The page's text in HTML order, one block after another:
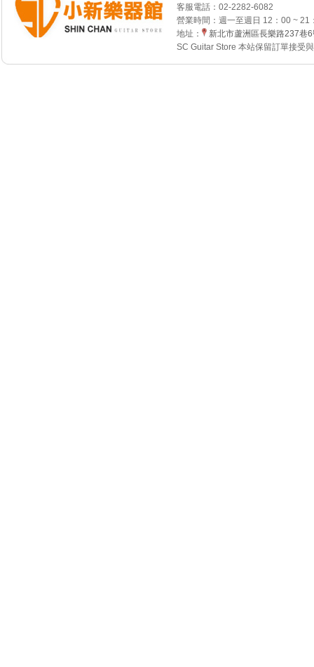
客服電話： 02-2282-6082
營業時間：週一至週日 12：00 ~ 21
地址：
新北市蘆洲區長樂路237巷
SC Guitar Store 本站保留訂單接受